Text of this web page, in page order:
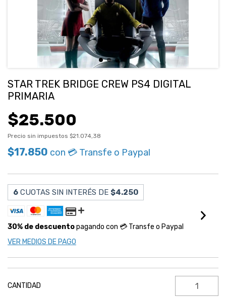
STAR TREK BRIDGE CREW PS4 DIGITAL
PRIMARIA
$25.500
Precio sin impuestos $21.074,38
$17.850 con 💳 Transfe o Paypal
6 CUOTAS SIN INTERÉS DE $4.250
30% de descuentopagando con 💳 Transfe o Paypal
VER MEDIOS DE PAGO
CANTIDAD